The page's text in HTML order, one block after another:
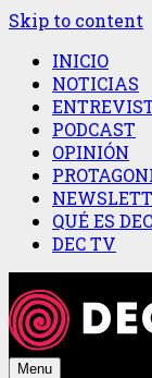
Skip to content
INICIO
NOTICIAS
PODCAST
OPINIÓN
QUÉ ES DEC
DEC TV
Menu